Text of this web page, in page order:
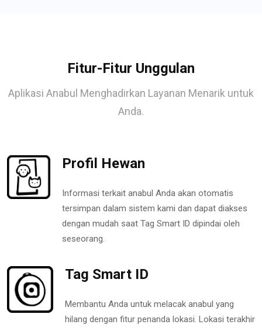
Fitur-Fitur Unggulan
Aplikasi Anabul Menghadirkan Layanan Menarik untuk
Anda.
Profil Hewan
Informasi terkait anabul Anda akan otomatis
tersimpan dalam sistem kami dan dapat diakses
dengan mudah saat Tag Smart ID dipindai oleh
seseorang.
Tag Smart ID
Membantu Anda untuk melacak anabul yang
hilang dengan fitur penanda lokasi. Lokasi terakhir